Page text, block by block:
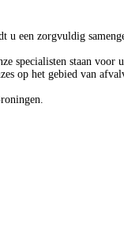
een zorgvuldig
staan voor
op het gebied van